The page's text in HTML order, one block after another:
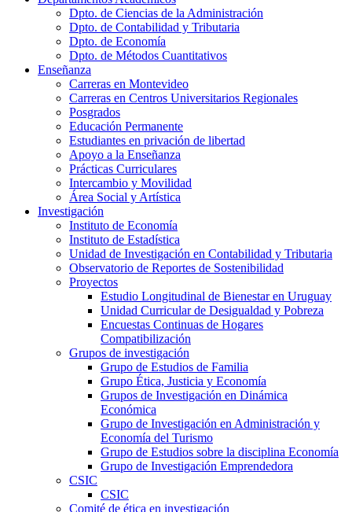
Dpto. de Ciencias de la Administración
Dpto. de Contabilidad y Tributaria
Dpto. de Economía
Dpto. de Métodos Cuantitativos
Enseñanza
Carreras en Montevideo
Carreras en Centros Universitarios Regionales
Posgrados
Educación Permanente
Estudiantes en privación de libertad
Apoyo a la Enseñanza
Prácticas Curriculares
Intercambio y Movilidad
Área Social y Artística
Investigación
Instituto de Economía
Instituto de Estadística
Unidad de Investigación en Contabilidad y Tributaria
Observatorio de Reportes de Sostenibilidad
Proyectos
Estudio Longitudinal de Bienestar en Uruguay
Unidad Curricular de Desigualdad y Pobreza
Encuestas Continuas de Hogares
Compatibilización
Grupos de investigación
Grupo de Estudios de Familia
Grupo Ética, Justicia y Economía
Grupos de Investigación en Dinámica
Económica
Grupo de Investigación en Administración y
Economía del Turismo
Grupo de Estudios sobre la disciplina Economía
Grupo de Investigación Emprendedora
CSIC
CSIC
Comité de ética en investigación